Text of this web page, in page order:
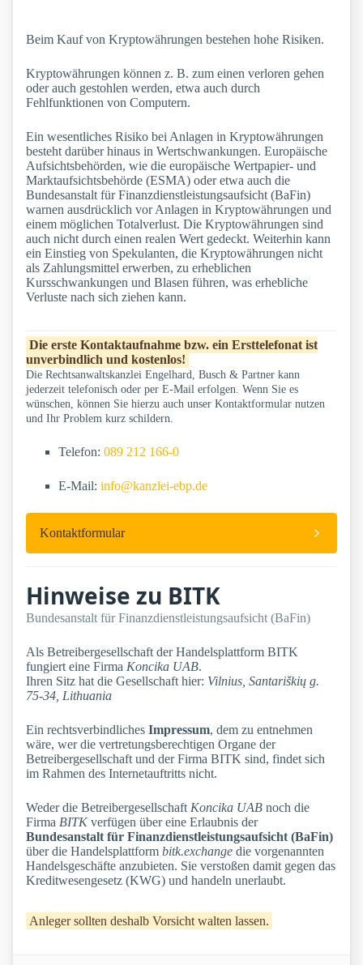
Beim Kauf von Kryptowährungen bestehen hohe Risiken.
Kryptowährungen können z. B. zum einen verloren gehen
oder auch gestohlen werden, etwa auch durch
Fehlfunktionen von Computern.
Ein wesentliches Risiko bei Anlagen in Kryptowährungen
besteht darüber hinaus in Wertschwankungen. Europäische
Aufsichtsbehörden, wie die europäische Wertpapier- und
Marktaufsichtsbehörde (ESMA) oder etwa auch die
Bundesanstalt für Finanzdienstleistungsaufsicht (BaFin)
warnen ausdrücklich vor Anlagen in Kryptowährungen und
einem möglichen Totalverlust. Die Kryptowährungen sind
auch nicht durch einen realen Wert gedeckt. Weiterhin kann
ein Einstieg von Spekulanten, die Kryptowährungen nicht
als Zahlungsmittel erwerben, zu erheblichen
Kursschwankungen und Blasen führen, was erhebliche
Verluste nach sich ziehen kann.
Die erste Kontaktaufnahme bzw. ein Ersttelefonat ist
unverbindlich und kostenlos!
Die Rechtsanwaltskanzlei Engelhard, Busch & Partner kann
jederzeit telefonisch oder per E-Mail erfolgen. Wenn Sie es
wünschen, können Sie hierzu auch unser Kontaktformular nutzen
und Ihr Problem kurz schildern.
Telefon: 089 212 166-0
E-Mail: info@kanzlei-ebp.de
Kontaktformular
Hinweise zu BITK
Bundesanstalt für Finanzdienstleistungsaufsicht (BaFin)
Als Betreibergesellschaft der Handelsplattform BITK
fungiert eine Firma Koncika UAB.
Ihren Sitz hat die Gesellschaft hier: Vilnius, Santariškių g.
75-34, Lithuania
Ein rechtsverbindliches Impressum, dem zu entnehmen
wäre, wer die vertretungsberechtigen Organe der
Betreibergesellschaft und der Firma BITK sind, findet sich
im Rahmen des Internetauftritts nicht.
Weder die Betreibergesellschaft Koncika UAB noch die
Firma BITKverfügen über eine Erlaubnis der
Bundesanstalt für Finanzdienstleistungsaufsicht (BaFin)
über die Handelsplattform bitk.exchange die vorgenannten
Handelsgeschäfte anzubieten. Sie verstoßen damit gegen das
Kreditwesengesetz (KWG) und handeln unerlaubt.
Anleger sollten deshalb Vorsicht walten lassen.